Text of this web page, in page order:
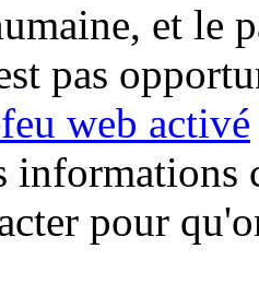
et le
pas
web activé
informations
pour